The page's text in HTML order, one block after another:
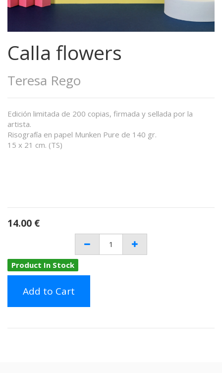
Calla flowers
Teresa Rego
Edición limitada de 200 copias, firmada y sellada por la
artista.
Risografía en papel Munken Pure de 140 gr.
15 x 21 cm. (TS)
14.00 €
Product In Stock
Add to Cart